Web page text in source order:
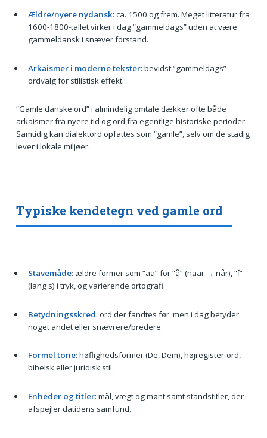
Ældre/nyere nydansk: ca. 1500 og frem. Meget litteratur fra
1600-1800-tallet virker i dag “gammeldags” uden at være
gammeldansk i snæver forstand.
Arkaismer i moderne tekster: bevidst “gammeldags”
ordvalg for stilistisk effekt.
“Gamle danske ord” i almindelig omtale dækker ofte både
arkaismer fra nyere tid og ord fra egentlige historiske perioder.
Samtidig kan dialektord opfattes som “gamle”, selv om de stadig
lever i lokale miljøer.
Typiske kendetegn ved gamle ord
Stavemåde: ældre former som “aa” for “å” (naar → når), “ſ”
(lang s) i tryk, og varierende ortografi.
Betydningsskred: ord der fandtes før, men i dag betyder
noget andet eller snævrere/bredere.
Formel tone: høflighedsformer (De, Dem), højregister-ord,
bibelsk eller juridisk stil.
Enheder og titler: mål, vægt og mønt samt standstitler, der
afspejler datidens samfund.